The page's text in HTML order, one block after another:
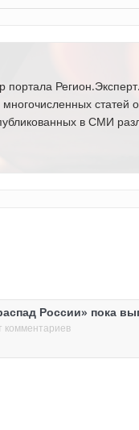
портала
многочисленных статей
в СМИ
России» пока
комментариев